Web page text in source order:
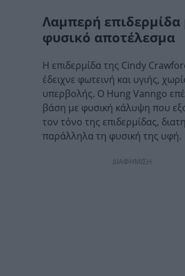
Λαμπερή επιδερμίδα
φυσικό αποτέλεσμα
Η επιδερμίδα της Cindy
έδειχνε φωτεινή και υγιής,
υπερβολής. Ο Hung Vanngo
βάση με φυσική κάλυψη που
τον τόνο της επιδερμίδας,
παράλληλα τη φυσική της υφή.
ΔΙΑΦΗΜΙΣΗ